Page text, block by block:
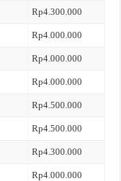
Rp4.300.000
Rp4.000.000
Rp4.000.000
Rp4.000.000
Rp4.500.000
Rp4.500.000
Rp4.300.000
Rp4.000.000